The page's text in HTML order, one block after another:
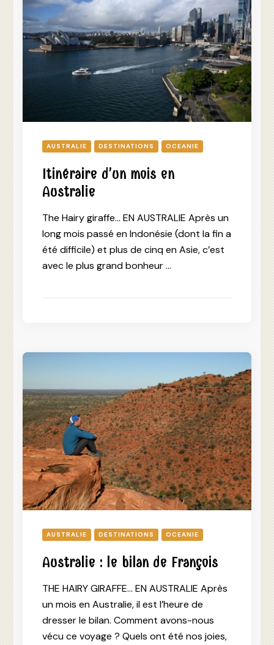
AUSTRALIE DESTINATIONS OCEANIE
Itinéraire d’un mois en
Australie
The Hairy giraffe… EN AUSTRALIE Après un
long mois passé en Indonésie (dont la fin a
été difficile) et plus de cinq en Asie, c’est
avec le plus grand bonheur …
AUSTRALIE DESTINATIONS OCEANIE
Australie : le bilan de François
THE HAIRY GIRAFFE… EN AUSTRALIE Après
un mois en Australie, il est l’heure de
dresser le bilan. Comment avons-nous
vécu ce voyage ? Quels ont été nos joies,